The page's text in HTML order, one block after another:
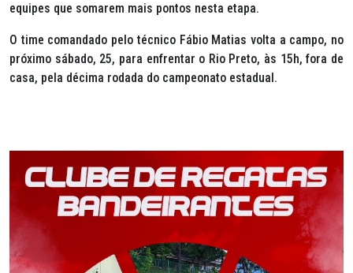
equipes que somarem mais pontos nesta etapa.
O time comandado pelo técnico Fábio Matias volta a campo, no
próximo sábado, 25, para enfrentar o Rio Preto, às 15h, fora de
casa, pela décima rodada do campeonato estadual.